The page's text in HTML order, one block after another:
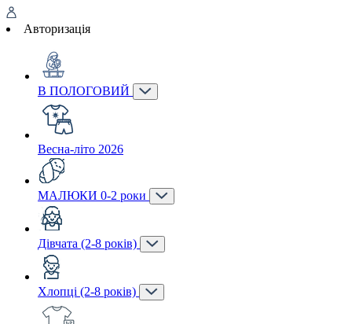
Авторизація
В ПОЛОГОВИЙ
Весна-літо 2026
МАЛЮКИ 0-2 роки
Дівчата (2-8 років)
Хлопці (2-8 років)